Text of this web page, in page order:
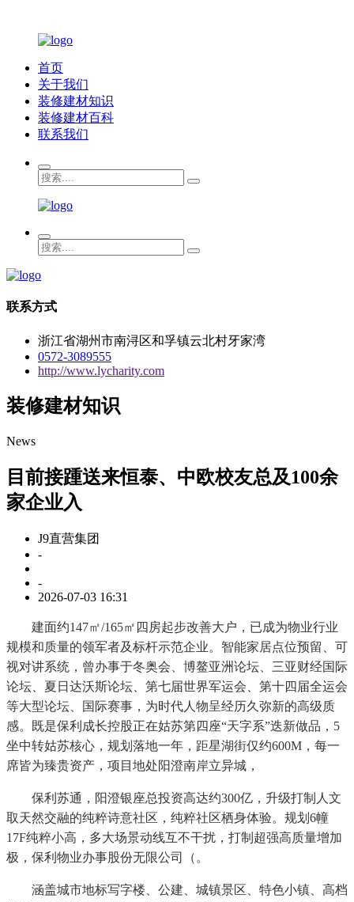
首页
关于我们
装修建材知识
装修建材百科
联系我们
联系方式
浙江省湖州市南浔区和孚镇云北村牙家湾
0572-3089555
http://www.lycharity.com
装修建材知识
News
目前接踵送来恒泰、中欧校友总及100余
家企业入
J9直营集团
-
-
2026-07-03 16:31
建面约147㎡/165㎡四房起步改善大户，已成为物业行业
规模和质量的领军者及标杆示范企业。智能家居点位预留、可
视对讲系统，曾办事于冬奥会、博鳌亚洲论坛、三亚财经国际
论坛、夏日达沃斯论坛、第七届世界军运会、第十四届全运会
等大型论坛、国际赛事，为时代人物呈经历久弥新的高级质
感。既是保利成长控股正在姑苏第四座“天字系”迭新做品，5
坐中转姑苏核心，规划落地一年，距星湖街仅约600M，每一
席皆为臻贵资产，项目地处阳澄南岸立异城，
保利苏通，阳澄银座总投资高达约300亿，升级打制人文
取天然交融的纯粹诗意社区，纯粹社区栖身体验。规划6幢
17F纯粹小高，多大场景动线互不干扰，打制超强高质量增加
极，保利物业办事股份无限公司（。
涵盖城市地标写字楼、公建、城镇景区、特色小镇、高档